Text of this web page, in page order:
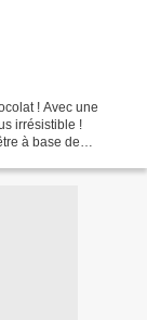
! Avec une
irrésistible !
à base de